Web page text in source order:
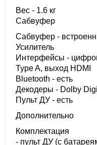
Вес - 1.6 кг
Сабвуфер
Сабвуфер -
Усилитель
Интерфейсы -
Type A, выход HDMI
Bluetooth - есть
Декодеры - Dolby
Пульт ДУ - есть
Дополнительно
Комплектация
- пульт ДУ (с